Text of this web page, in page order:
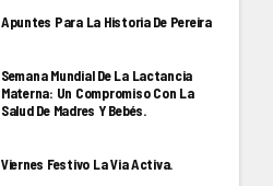
Apuntes Para La Historia De Pereira
Semana Mundial De La Lactancia
Materna: Un Compromiso Con La
Salud De Madres Y Bebés.
Viernes Festivo La Via Activa.